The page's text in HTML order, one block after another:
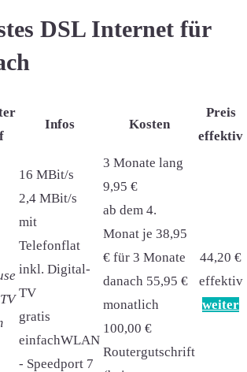
DSL Internet für
Infos Kosten
Preis
effektiv
16 MBit/s
2,4 MBit/s
mit
Telefonflat
inkl. Digital-
TV
gratis
einfachWLAN
- Speedport 7
3 Monate lang
9,95 €
ab dem 4.
Monat je 38,95
€ für 3 Monate
danach 55,95 €
monatlich
100,00 €
Routergutschrift
44,20 €
effektiv
weiter